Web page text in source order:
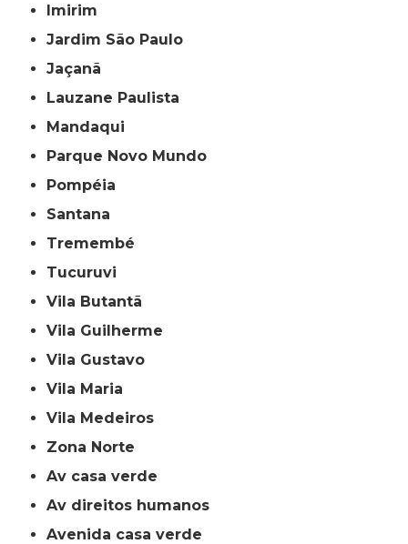
Imirim
Jardim São Paulo
Jaçanã
Lauzane Paulista
Mandaqui
Parque Novo Mundo
Pompéia
Santana
Tremembé
Tucuruvi
Vila Butantã
Vila Guilherme
Vila Gustavo
Vila Maria
Vila Medeiros
Zona Norte
av casa verde
av direitos humanos
avenida casa verde